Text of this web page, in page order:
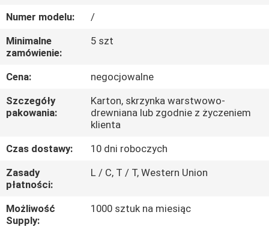
KONTROLA
JAKOŚCI
SKONTAKTUJ
SIĘ
Z
AKTUALNOŚCI
POPROSIĆ
Numer modelu:
/
Minimalne
zamówienie:
5 szt
Cena:
negocjowalne
Szczegóły
pakowania:
Karton, skrzynka warstwowo-
drewniana lub zgodnie z życzeniem
klienta
Czas dostawy:
10 dni roboczych
Zasady
płatności:
L / C, T / T, Western Union
Możliwość
Supply:
1000 sztuk na miesiąc